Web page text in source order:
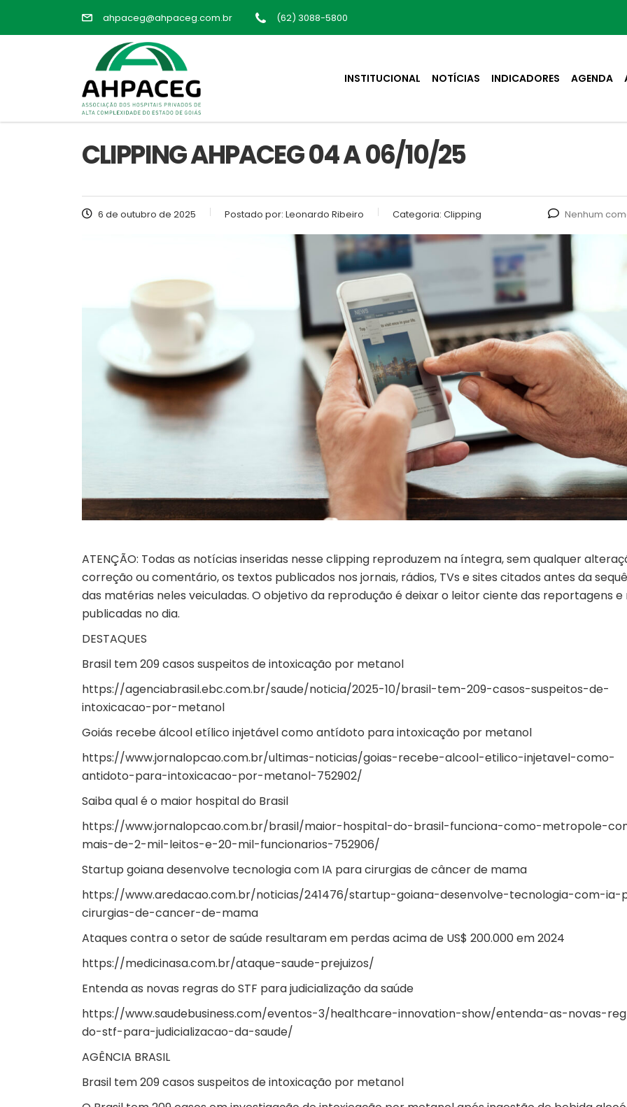
ahpaceg@ahpaceg.com.br (62) 3088-5800
INSTITUCIONAL NOTÍCIAS INDICADORES AGENDA
CLIPPING AHPACEG 04 A 06/10/25
6 de outubro de 2025 Postado por: Leonardo Ribeiro Categoria: Clipping Nenhum
ATENÇÃO: Todas as notícias inseridas nesse clipping reproduzem na íntegra, sem qualquer
correção ou comentário, os textos publicados nos jornais, rádios, TVs e sites citados antes da
das matérias neles veiculadas. O objetivo da reprodução é deixar o leitor ciente das reportagens e
publicadas no dia.
DESTAQUES
Brasil tem 209 casos suspeitos de intoxicação por metanol
https://agenciabrasil.ebc.com.br/saude/noticia/2025-10/brasil-tem-209-casos-suspeitos-de-
intoxicacao-por-metanol
Goiás recebe álcool etílico injetável como antídoto para intoxicação por metanol
https://www.jornalopcao.com.br/ultimas-noticias/goias-recebe-alcool-etilico-injetavel-como-
antidoto-para-intoxicacao-por-metanol-752902/
Saiba qual é o maior hospital do Brasil
https://www.jornalopcao.com.br/brasil/maior-hospital-do-brasil-funciona-como-metropole-
mais-de-2-mil-leitos-e-20-mil-funcionarios-752906/
Startup goiana desenvolve tecnologia com IA para cirurgias de câncer de mama
https://www.aredacao.com.br/noticias/241476/startup-goiana-desenvolve-tecnologia-com-ia-
cirurgias-de-cancer-de-mama
Ataques contra o setor de saúde resultaram em perdas acima de US$ 200.000 em 2024
https://medicinasa.com.br/ataque-saude-prejuizos/
Entenda as novas regras do STF para judicialização da saúde
https://www.saudebusiness.com/eventos-3/healthcare-innovation-show/entenda-as-novas-
do-stf-para-judicializacao-da-saude/
AGÊNCIA BRASIL
Brasil tem 209 casos suspeitos de intoxicação por metanol